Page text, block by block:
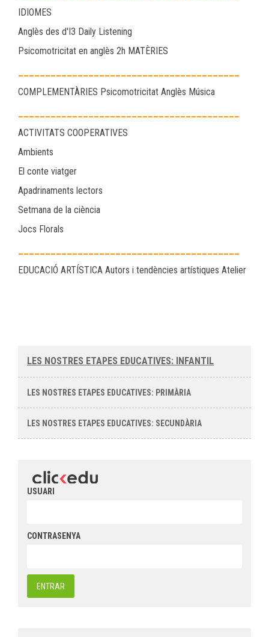
IDIOMES
Anglès des d'I3 Daily Listening
Psicomotricitat en anglès 2h MATÈRIES
_________________________________________
COMPLEMENTÀRIES Psicomotricitat Anglès Música
_________________________________________
ACTIVITATS COOPERATIVES
Ambients
El conte viatger
Apadrinaments lectors
Setmana de la ciència
Jocs Florals
_________________________________________
EDUCACIÓ ARTÍSTICA Autors i tendències artístiques Atelier
LES NOSTRES ETAPES EDUCATIVES: INFANTIL
LES NOSTRES ETAPES EDUCATIVES: PRIMÀRIA
LES NOSTRES ETAPES EDUCATIVES: SECUNDÀRIA
USUARI
CONTRASENYA